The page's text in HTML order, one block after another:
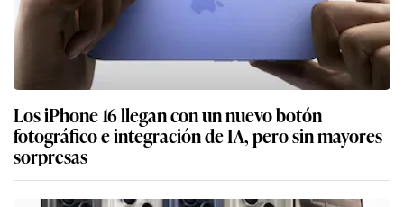
Los iPhone 16 llegan con un nuevo botón
fotográfico e integración de IA, pero sin mayores
sorpresas